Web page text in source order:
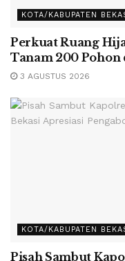
KOTA/KABUPATEN
Perkuat Ruang
Tanam 200 Pohon
3 AGUSTUS 2026
KOTA/KABUPATEN
Pisah Sambut